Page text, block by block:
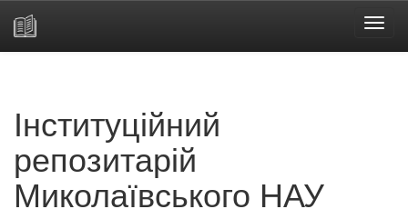
Інституційний
репозитарій
Миколаївського НАУ